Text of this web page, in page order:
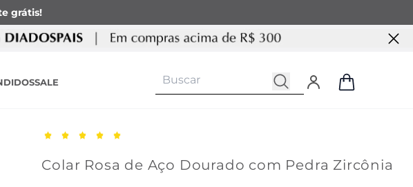
grátis!
SALE
Colar Rosa de Aço Dourado com Pedra Zircônia